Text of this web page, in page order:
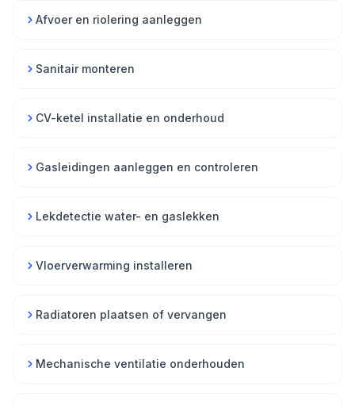
Afvoer en riolering aanleggen
Sanitair monteren
CV-ketel installatie en onderhoud
Gasleidingen aanleggen en controleren
Lekdetectie water- en gaslekken
Vloerverwarming installeren
Radiatoren plaatsen of vervangen
Mechanische ventilatie onderhouden